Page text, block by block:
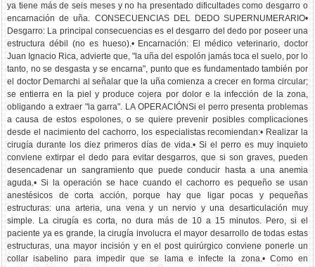
ya tiene más de seis meses y no ha presentado dificultades como desgarro o
encarnación de uña. CONSECUENCIAS DEL DEDO SUPERNUMERARIO•
Desgarro: La principal consecuencias es el desgarro del dedo por poseer una
estructura débil (no es hueso).• Encarnación: El médico veterinario, doctor
Juan Ignacio Rica, advierte que, "la uña del espolón jamás toca el suelo, por lo
tanto, no se desgasta y se encarna", punto que es fundamentado también por
el doctor Demarchi al señalar que la uña comienza a crecer en forma circular;
se entierra en la piel y produce cojera por dolor e la infección de la zona,
obligando a extraer "la garra". LA OPERACIÓNSi el perro presenta problemas
a causa de estos espolones, o se quiere prevenir posibles complicaciones
desde el nacimiento del cachorro, los especialistas recomiendan:• Realizar la
cirugía durante los diez primeros días de vida.• Si el perro es muy inquieto
conviene extirpar el dedo para evitar desgarros, que si son graves, pueden
desencadenar un sangramiento que puede conducir hasta a una anemia
aguda.• Si la operación se hace cuando el cachorro es pequeño se usan
anestésicos de corta acción, porque hay que ligar pocas y pequeñas
estructuras: una arteria, una vena y un nervio y una desarticulación muy
simple. La cirugía es corta, no dura más de 10 a 15 minutos. Pero, si el
paciente ya es grande, la cirugía involucra el mayor desarrollo de todas estas
estructuras, una mayor incisión y en el post quirúrgico conviene ponerle un
collar isabelino para impedir que se lama e infecte la zona.• Como en